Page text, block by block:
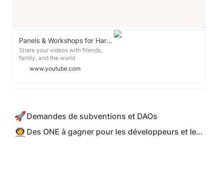
Panels & Workshops for Harmony's $1M Hackathon
Share your videos with friends,
family, and the world
www.youtube.com
🚀Demandes de subventions et DAOs
👩‍🚀 Des ONE à gagner pour les développeurs et les créateurs